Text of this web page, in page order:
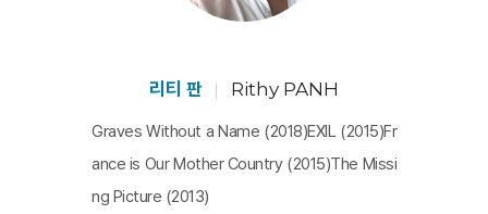
희망과 좌절이 캄보디아 역사 안에서 어떻게 실행되었으
민을 배불리 먹일 것이라는 혁명이 어떻게 변질되어 갔는
리티 판 Rithy PANH
Graves Without a Name (2018)EXIL (2015)Fr
ance is Our Mother Country (2015)The Missi
ng Picture (2013)